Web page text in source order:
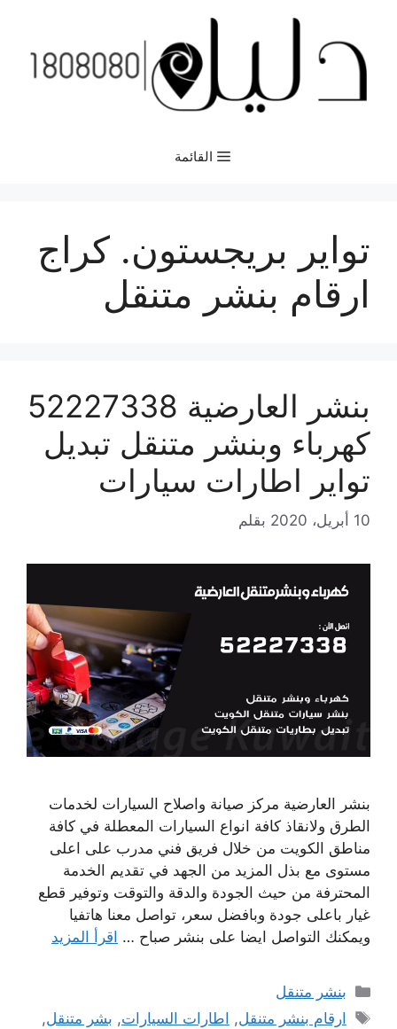
المحتوى
القائمة
تواير بريجستون. كراج
ارقام بنشر متنقل
بنشر العارضية 52227338
كهرباء وبنشر متنقل تبديل
تواير اطارات سيارات
10 أبريل، 2020 بقلم
بنشر العارضية مركز صيانة واصلاح السيارات لخدمات
الطرق ولانقاذ كافة انواع السيارات المعطلة في كافة
مناطق الكويت من خلال فريق فني مدرب على اعلى
مستوى مع بذل المزيد من الجهد في تقديم الخدمة
المحترفة من حيث الجودة والدقة والتوقت وتوفير قطع
غيار باعلى جودة وبافضل سعر، تواصل معنا هاتفيا
ويمكنك التواصل ايضا على بنشر صباح … اقرأ المزيد
التصنيفات
بنشر متنقل
الوسوم
ارقام بنشر متنقل, اطارات السيارات, بشر متنقل,